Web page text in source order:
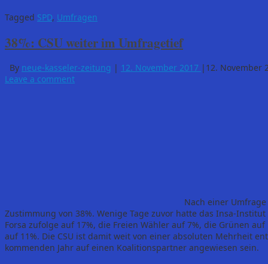
Tagged SPD, Umfragen
38%: CSU weiter im Umfragetief
By neue-kasseler-zeitung | 12. November 2017 | 12. November
Leave a comment
Nach einer
Zustimmung von 38%. Wenige Tage zuvor hatte das Insa-
Forsa zufolge auf 17%, die Freien Wähler auf 7%, die Grünen
auf 11%. Die CSU ist damit weit von einer absoluten Mehrheit
kommenden Jahr auf einen Koalitionspartner angewiesen sein.